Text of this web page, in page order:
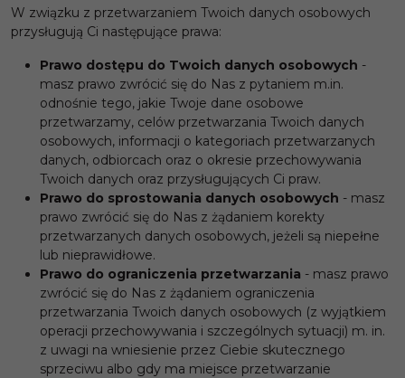
W związku z przetwarzaniem Twoich danych osobowych
przysługują Ci następujące prawa:
Prawo dostępu do Twoich danych osobowych -
masz prawo zwrócić się do Nas z pytaniem m.in.
odnośnie tego, jakie Twoje dane osobowe
przetwarzamy, celów przetwarzania Twoich danych
osobowych, informacji o kategoriach przetwarzanych
danych, odbiorcach oraz o okresie przechowywania
Twoich danych oraz przysługujących Ci praw.
Prawo do sprostowania danych osobowych - masz
prawo zwrócić się do Nas z żądaniem korekty
przetwarzanych danych osobowych, jeżeli są niepełne
lub nieprawidłowe.
Prawo do ograniczenia przetwarzania - masz prawo
zwrócić się do Nas z żądaniem ograniczenia
przetwarzania Twoich danych osobowych (z wyjątkiem
operacji przechowywania i szczególnych sytuacji) m. in.
z uwagi na wniesienie przez Ciebie skutecznego
sprzeciwu albo gdy ma miejsce przetwarzanie